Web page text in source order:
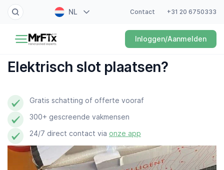
NL
ES
Contact +31 20 6750333
Inloggen/Aanmelden
Schilder
Elektricien
Loodgieter
Slotenmaker
Witgoedmonteur
Elektrisch slot plaatsen?
Gratis schatting of offerte vooraf
300+ gescreende vakmensen
24/7 direct contact via onze app